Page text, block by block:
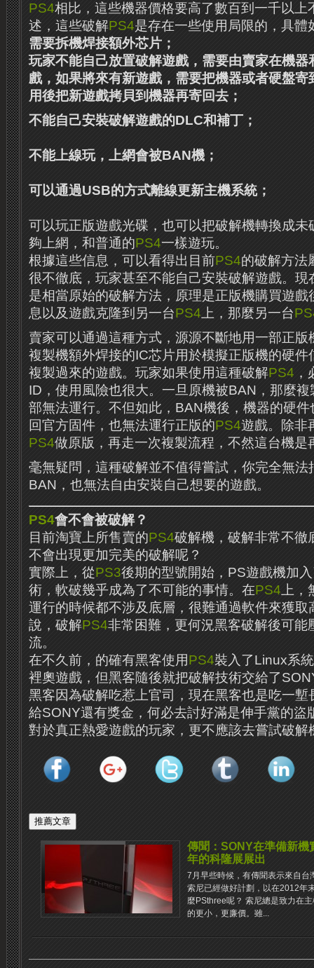
PS4相比，這些機器價格要高了數百到一千以上
述，這些破解PS4是存在一些使用局限的，具體
需要拆機焊接額外芯片；
玩家不能自己放置破解遊戲，需要由賣家在機器
戲，如果將來有新遊戲，需要把機器或者硬盤
用後把新遊戲拷貝到機器再寄回去；
不能自己安裝破解遊戲的DLC和補丁；
不能上線玩，上網會被BAN機；
可以通過USB的方式離線更新主機系統；
可以玩正版遊戲光碟，也可以把破解機轉換成未
夠上網，和普通的PS4一樣遊玩。
根據這些信息，可以看得出目前PS4的破解方法
很不徹底，玩家甚至不能自己安裝破解遊戲。現
是相當原始的破解方法，原理是正版機購買遊
息以及遊戲克隆到另一台PS4 上，那麼另一台
賣家可以通過這種方式，源源不斷地用一部正
複製機額外焊接的IC芯片用於模擬正版機的硬件
複製過來的遊戲。玩家如果使用這種破解PS4
ID，使用風險也很大。一旦原機被BAN，那麼
部無法運行。不但如此，BAN機後，機器的硬
回官方固件，也無法運行正版的PS4遊戲。除非
PS4做原版，再走一次複製流程，不然這台機是
毫無疑問，這種破解並不值得嘗試，你完全無法
BAN，也無法自由安裝自己想要的遊戲。
PS4會不會被破解？
目前淘寶上所售賣的PS4破解機，破解非常不徹
不會出現更加完美的破解呢？
實際上，從PS3後期的型號開始，PS遊戲機加
術，軟破幾乎成為了不可能的事情。在PS4 上
運行的時候都不涉及底層，很難通過軟件來獲取
說，破解PS4非常困難，更何況黑客破解後可能
流。
在不久前，的確有黑客使用PS4裝入了Linux系
裡奧遊戲，但黑客隨後就把破解技術交給了
黑客因為破解吃惹上官司，現在黑客也是吃一塹
給SONY還有獎金，何必去討好滿是伸手黨的盜
對於真正熱愛遊戲的玩家，更不應該去嘗試破解
傳聞：SONY在準備新
年的科隆展展出
7月早些時候，有傳聞表示來自
索尼已經做好計劃，以在2012年
麼PSthree呢？ 索尼總是致力在
的更小，更廉價。雖...